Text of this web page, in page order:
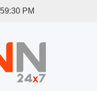
59:30 PM